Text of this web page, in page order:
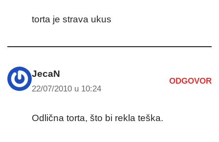
torta je strava ukus
JecaN
22/07/2010 u 10:24
ODGOVOR
Odlična torta, što bi rekla teška.